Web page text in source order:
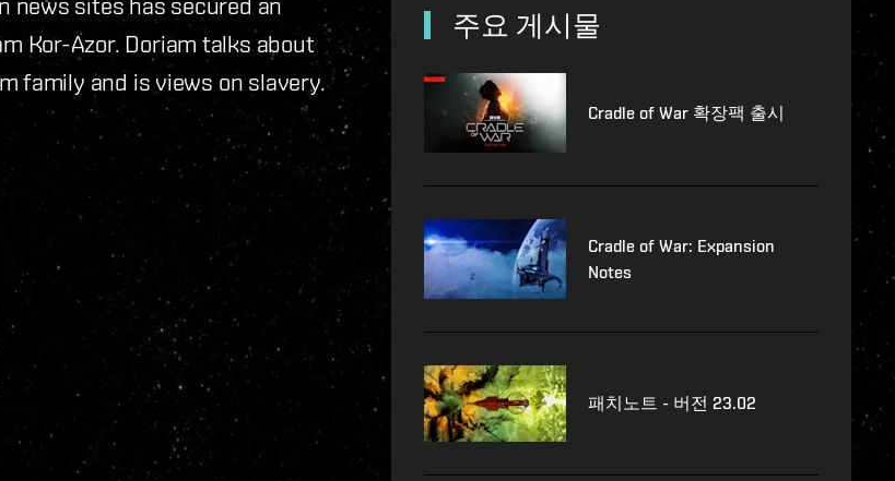
Kor-Azor. Doriam talks about
family and is views on slavery.
주요 게시물
Cradle of War 확장팩 출시
Cradle of War: Expansion
Notes
패치노트 - 버전 23.02